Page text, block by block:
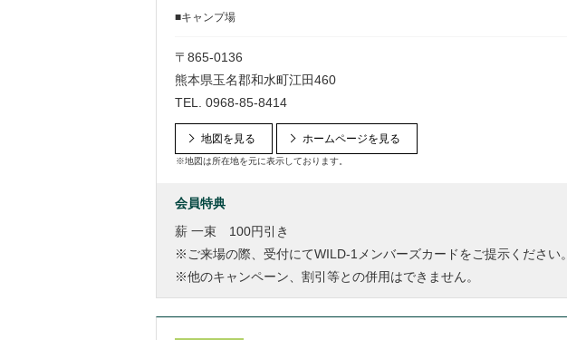
■キャンプ場
〒865-0136
熊本県玉名郡和水町江田460
TEL. 0968-85-8414
地図を見る
※地図は所在地を元に表示しております。
ホームページを見る
会員特典
薪 一束 100円引き
※ご来場の際、受付にてWILD-1メンバーズカードをご提示ください。
※他のキャンペーン、割引等との併用はできません。